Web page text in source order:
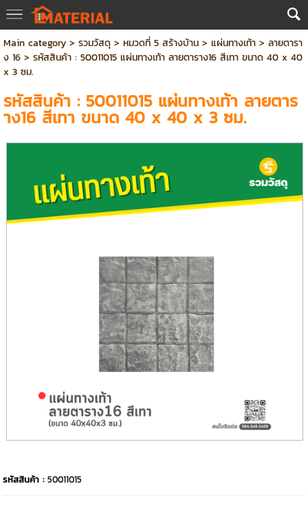
Main category> รวมวัสดุ> หมวดที่ 5 สร้างบ้าน> แผ่นทางเท้า> ลายตารา
ง 16> รหัสสินค้า : 50011015 แผ่นทางเท้า ลายตาราง16 สีเทา ขนาด 40 x 40
x 3 ซม.
รหัสสินค้า : 50011015 แผ่นทางเท้า ลายตาร
าง16 สีเทา ขนาด 40 x 40 x 3 ซม.
รหัสสินค้า :50011015